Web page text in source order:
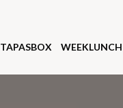
TAPASBOX WEEKLUNCH